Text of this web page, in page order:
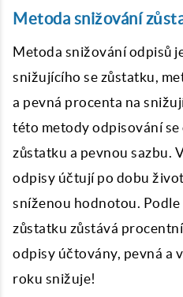
Metoda snižování
Metoda snižování odpisů
snižujícího se zůstatku,
a pevná procenta na
této metody odpisování
zůstatku a pevnou sazbu.
odpisy účtují po dobu
sníženou hodnotou.
zůstatku zůstává
odpisy účtovány, pevná a
roku snižuje!